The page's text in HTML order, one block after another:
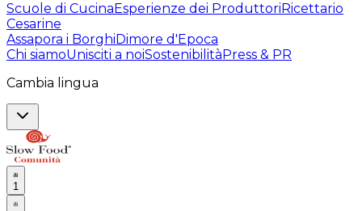
Scuole di CucinaEsperienze dei ProduttoriRicettario
Cesarine
Assapora i BorghiDimore d'Epoca
Chi siamoUnisciti a noiSostenibilitàPress & PR
Cambia lingua
1